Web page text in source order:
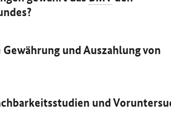
und Auszahlung von
und